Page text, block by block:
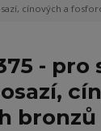
cínových a
-
bronzů